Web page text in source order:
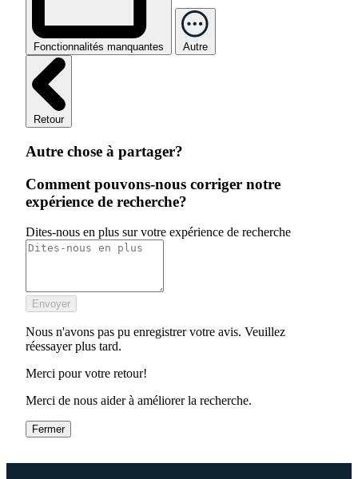
Fonctionnalités manquantes Autre
Retour
Autre chose à partager?
Comment pouvons-nous corriger notre
expérience de recherche?
Dites-nous en plus sur votre expérience de recherche
Envoyer
Nous n'avons pas pu enregistrer votre avis. Veuillez
réessayer plus tard.
Merci pour votre retour!
Merci de nous aider à améliorer la recherche.
Fermer